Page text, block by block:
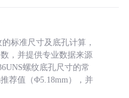
标准尺寸及底孔计算，
，并提供专业数据来源
螺纹底孔尺寸的常
荐值（Φ5.18mm），并